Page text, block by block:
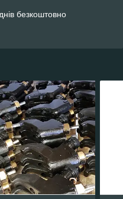
безкоштовно